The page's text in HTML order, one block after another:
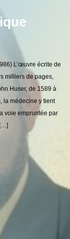
L’œuvre écrite de
milliers de pages,
Huser, de 1589 à
la médecine y tient
voie empruntée par